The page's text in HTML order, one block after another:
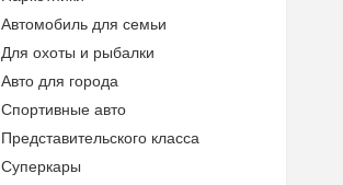
Автомобиль для семьи
Для охоты и рыбалки
Авто для города
Спортивные авто
Представительского класса
Суперкары